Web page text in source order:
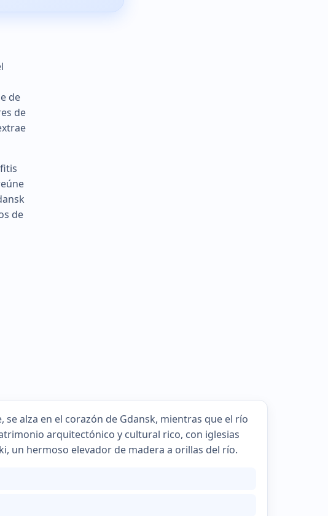
de
de
de
alza en el corazón de Gdansk, mientras que el río
arquitectónico y cultural rico, con iglesias
un hermoso elevador de madera a orillas del río.